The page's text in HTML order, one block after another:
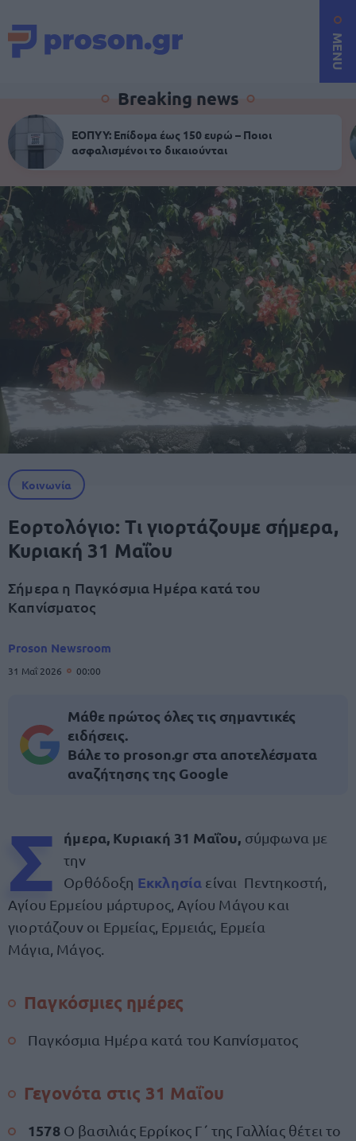
MENU
Breaking news
ΕΟΠΥΥ: Επίδομα έως 150 ευρώ – Ποιοι
ασφαλισμένοι το δικαιούνται
Κοινωνία
Εορτολόγιο: Τι γιορτάζουμε σήμερα,
Κυριακή 31 Μαΐου
Σήμερα η Παγκόσμια Ημέρα κατά του
Καπνίσματος
Proson Newsroom
31 Μαΐ 2026 00:00
Μάθε πρώτος όλες τις σημαντικές
ειδήσεις.
Βάλε το proson.gr στα αποτελέσματα
αναζήτησης της Google
Σ ήμερα, Κυριακή 31 Μαΐου, σύμφωνα με
την
Ορθόδοξη Εκκλησία είναι Πεντηκοστή,
Αγίου Ερμείου μάρτυρος, Αγίου Μάγου και
γιορτάζουν οι Ερμείας, Ερμειάς, Ερμεία
Μάγια, Μάγος.
Παγκόσμιες ημέρες
Παγκόσμια Ημέρα κατά του Καπνίσματος
Γεγονότα στις 31 Μαΐου
1578 Ο βασιλιάς Ερρίκος Γ΄ της Γαλλίας θέτει το